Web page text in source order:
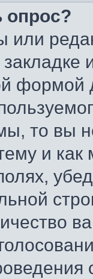
опрос?
или
формой
то вы
и